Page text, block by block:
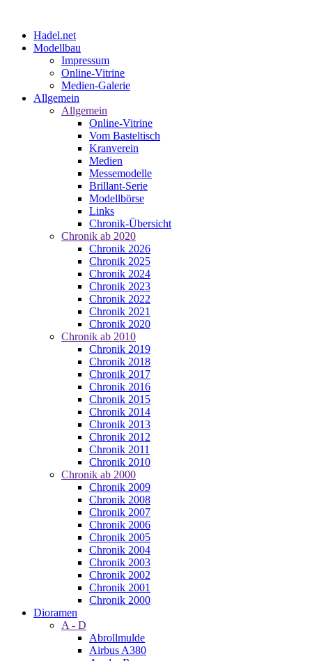
Hadel.net
Modellbau
Impressum
Online-Vitrine
Medien-Galerie
Allgemein
Allgemein
Online-Vitrine
Vom Basteltisch
Kranverein
Medien
Messemodelle
Brillant-Serie
Modellbörse
Links
Chronik-Übersicht
Chronik ab 2020
Chronik 2026
Chronik 2025
Chronik 2024
Chronik 2023
Chronik 2022
Chronik 2021
Chronik 2020
Chronik ab 2010
Chronik 2019
Chronik 2018
Chronik 2017
Chronik 2016
Chronik 2015
Chronik 2014
Chronik 2013
Chronik 2012
Chronik 2011
Chronik 2010
Chronik ab 2000
Chronik 2009
Chronik 2008
Chronik 2007
Chronik 2006
Chronik 2005
Chronik 2004
Chronik 2003
Chronik 2002
Chronik 2001
Chronik 2000
Dioramen
A - D
Abrollmulde
Airbus A380